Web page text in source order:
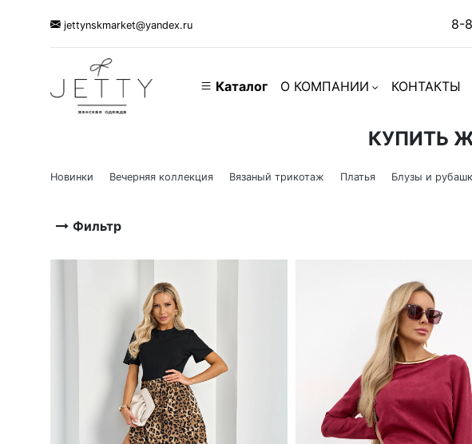
jettynskmarket@yandex.ru 8-
Каталог О КОМПАНИИ КОНТАКТЫ
КУПИТЬ
Новинки Вечерняя коллекция Вязаный трикотаж Платья Блузы и
Фильтр